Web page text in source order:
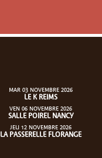
MAR 03 NOVEMBRE 2026
LE K REIMS
VEN 06 NOVEMBRE 2026
SALLE POIREL NANCY
JEU 12 NOVEMBRE 2026
LA PASSERELLE FLORANGE